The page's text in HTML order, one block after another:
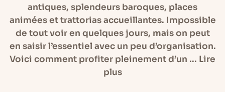
antiques, splendeurs baroques, places
animées et trattorias accueillantes. Impossible
de tout voir en quelques jours, mais on peut
en saisir l’essentiel avec un peu d’organisation.
Voici comment profiter pleinement d’un ... Lire
plus